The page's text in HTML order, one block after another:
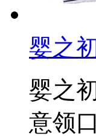
婴之
婴之
意领